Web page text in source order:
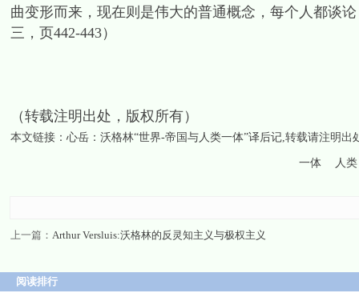
曲变形而来，现在则是伟大的普通概念，每个人都谈
三，页442-443）
（转载注明出处，版权所有）
本文链接： 心岳：沃格林“世界-帝国与人类一体”译后记,转载请注明出
一体 人类
上一篇： Arthur Versluis:沃格林的反灵知主义与极权主义
阅读排行